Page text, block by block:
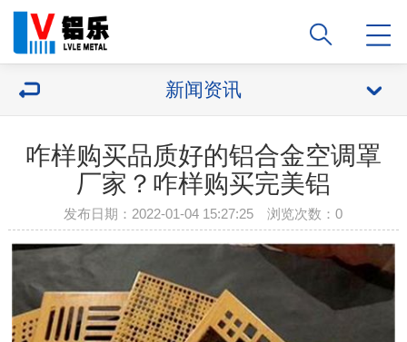
新闻资讯
咋样购买品质好的铝合金空调罩
厂家？咋样购买完美铝
发布日期：2022-01-04 15:27:25 浏览次数：0